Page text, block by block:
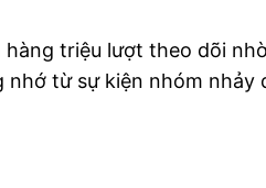
triệu lượt theo dõi
nhớ từ sự kiện nhóm nhảy